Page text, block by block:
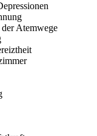
Atemwege